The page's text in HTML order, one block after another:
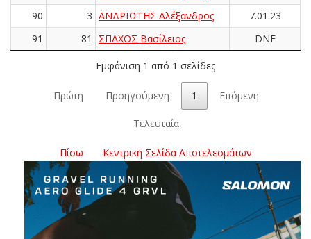
90
3 ΑΝΔΡΙΩΤΗΣ Αλέξανδρος
7.01.23
91
81 ΣΠΑΧΟΣ Βασίλειος DNF
Εμφάνιση 1 από 1 σελίδες
Πρώτη Προηγούμενη 1 Επόμενη
Τελευταία
Πίσω Κεντρική Σελίδα Αποτελεσμάτων